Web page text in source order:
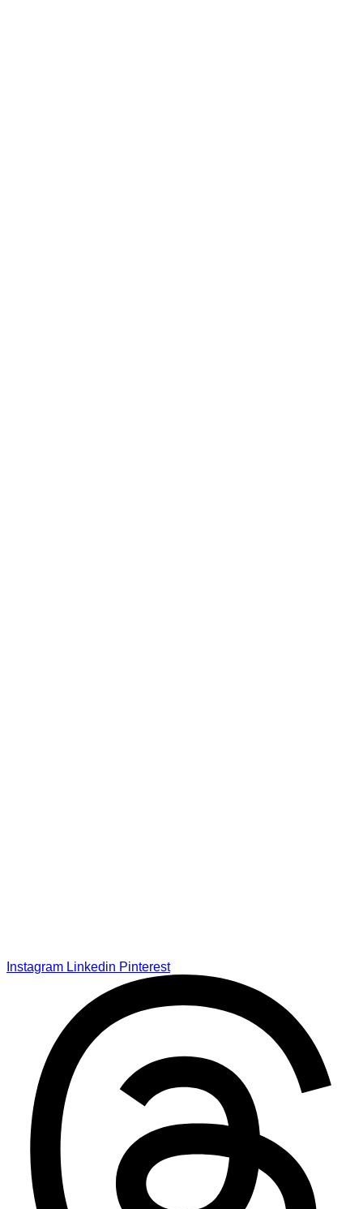
Instagram Linkedin Pinterest